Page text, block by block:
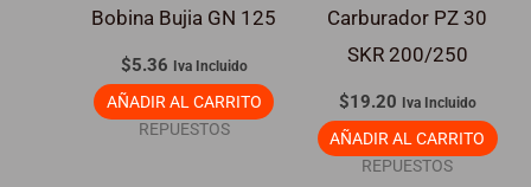
Bobina Bujia GN 125
$5.36 Iva Incluido
AÑADIR AL CARRITO
REPUESTOS
Carburador PZ 30
SKR 200/250
$19.20 Iva Incluido
AÑADIR AL CARRITO
REPUESTOS